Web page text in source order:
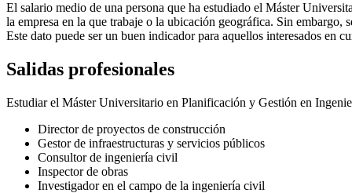
El salario medio de una persona que ha estudiado el Máster
la empresa en la que trabaje o la ubicación geográfica. Sin embargo,
Este dato puede ser un buen indicador para aquellos interesados en
Salidas profesionales
Estudiar el Máster Universitario en Planificación y Gestión en
Director de proyectos de construcción
Gestor de infraestructuras y servicios públicos
Consultor de ingeniería civil
Inspector de obras
Investigador en el campo de la ingeniería civil